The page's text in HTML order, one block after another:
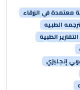
في الزرقاء
الطبيه
الطبية
إنجليزي